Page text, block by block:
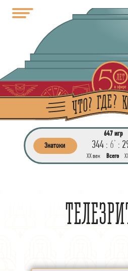
Знатоки 344 : 6* :
647 игр
ХХ век Всего